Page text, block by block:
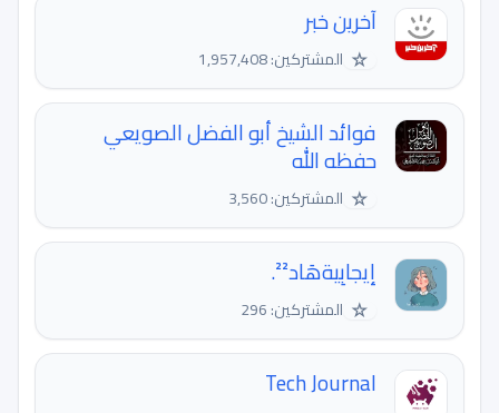
آخرین خبر
☆ المشتركين: 1,957,408
فوائد الشيخ أبو الفضل الصويعي
حفظه الله
المشتركين: 3,560
إيجابِيةهَاد²².
☆ المشتركين: 296
Tech Journal